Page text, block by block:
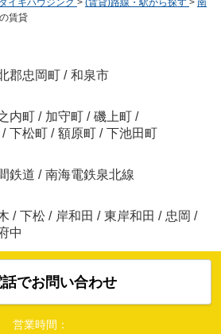
イキハウジング > (賃貸)路線・駅から探す > 南
賃貸
郡忠岡町 / 和泉市
内町 / 加守町 / 磯上町 /
/ 下松町 / 額原町 / 下池田町
鉄道 / 南海電鉄泉北線
/ 下松 / 岸和田 / 東岸和田 / 忠岡 /
中
話でお問い合わせ
営業時間：